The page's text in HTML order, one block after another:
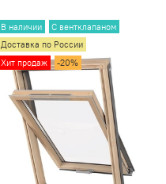
В наличии
С вентклапаном
Доставка по России
Хит продаж
-20%